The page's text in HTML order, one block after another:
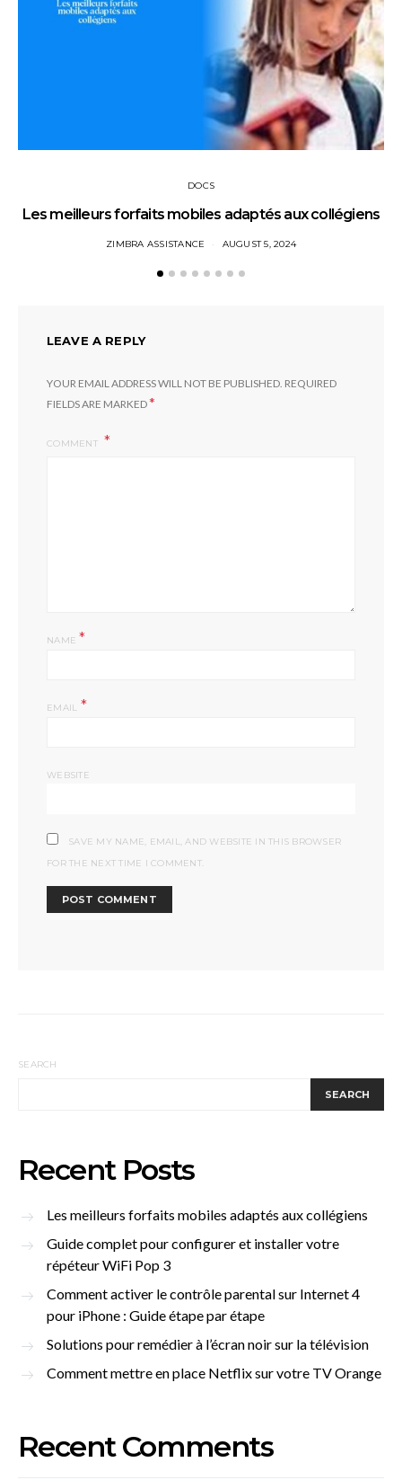
DOCS
Les meilleurs forfaits mobiles adaptés aux collégiens
ZIMBRA ASSISTANCE AUGUST 5, 2024
LEAVE A REPLY
YOUR EMAIL ADDRESS WILL NOT BE PUBLISHED. REQUIRED
FIELDS ARE MARKED*
COMMENT
NAME *
EMAIL *
WEBSITE
SAVE MY NAME, EMAIL, AND WEBSITE IN THIS BROWSER
FOR THE NEXT TIME I COMMENT.
SEARCH
SEARCH
Recent Posts
Les meilleurs forfaits mobiles adaptés aux collégiens
Guide complet pour configurer et installer votre
répéteur WiFi Pop 3
Comment activer le contrôle parental sur Internet 4
pour iPhone : Guide étape par étape
Solutions pour remédier à l’écran noir sur la télévision
Comment mettre en place Netflix sur votre TV Orange
Recent Comments